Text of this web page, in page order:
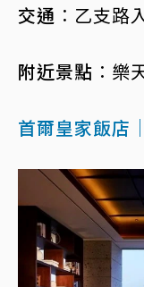
交通︰ 乙支路
附近景點︰ 樂
首爾皇家飯店